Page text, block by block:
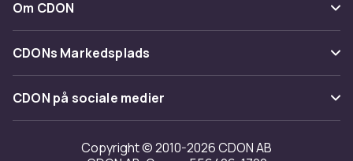
Kontakt os
Tilbagekaldelser
Maerke
Om CDON
Om os
Kundeanmeldelser
Arbejd på CDON
Investor relations
CDONs Markedsplads
Merchant Help Center
CDON på sociale medier
Copyright © 2010-2026 CDON AB